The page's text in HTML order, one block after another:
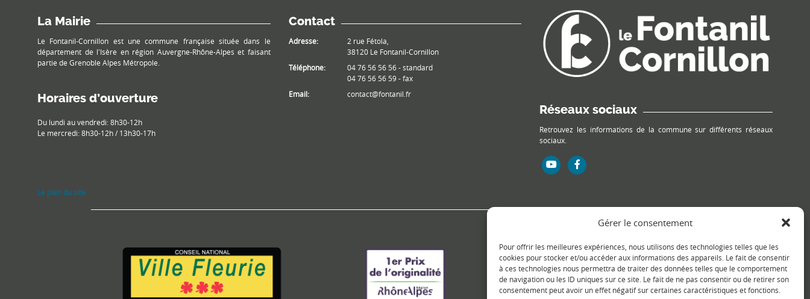
Gérer le consentement
Pour offrir les meilleures expériences, nous utilisons des technologies telles que les
cookies pour stocker et/ou accéder aux informations des appareils. Le fait de consentir
à ces technologies nous permettra de traiter des données telles que le comportement
de navigation ou les ID uniques sur ce site. Le fait de ne pas consentir ou de retirer son
consentement peut avoir un effet négatif sur certaines caractéristiques et fonctions.
La Mairie
Le Fontanil-Cornillon est une commune française située dans le
département de l'Isère en région Auvergne-Rhône-Alpes et faisant
partie de Grenoble Alpes Métropole.
Horaires d’ouverture
Du lundi au vendredi: 8h30-12h
Le mercredi: 8h30-12h / 13h30-17h
Contact
Adresse:
2 rue Fétola,
38120 Le Fontanil-Cornillon
Téléphone:
04 76 56 56 56 - standard
04 76 56 56 59 - fax
Email:
contact@fontanil.fr
Réseaux sociaux
Retrouvez les informations de la commune sur différents réseaux
sociaux.
Le plan du site